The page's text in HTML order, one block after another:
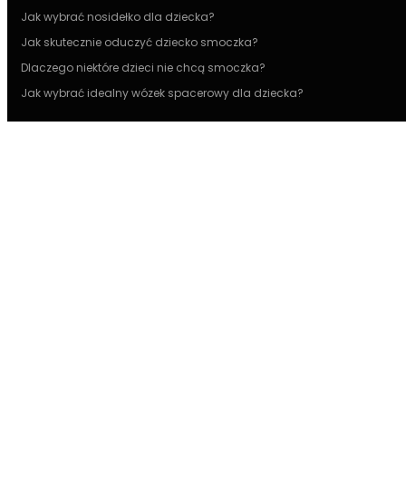
Jak wybrać nosidełko dla dziecka?
Jak skutecznie oduczyć dziecko smoczka?
Dlaczego niektóre dzieci nie chcą smoczka?
Jak wybrać idealny wózek spacerowy dla dziecka?